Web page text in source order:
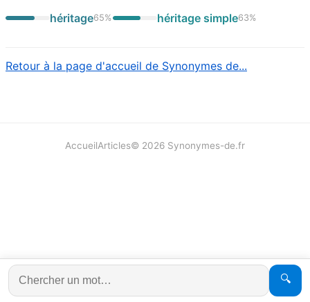
héritage65% héritage simple63%
Retour à la page d'accueil de Synonymes de...
🔍
AccueilArticles© 2026 Synonymes-de.fr